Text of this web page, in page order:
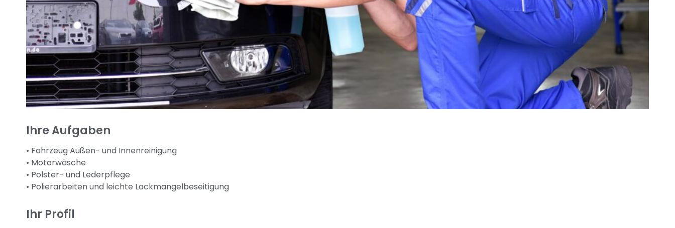
Ihre Aufgaben
• Fahrzeug Außen- und Innenreinigung
• Motorwäsche
• Polster- und Lederpflege
• Polierarbeiten und leichte Lackmangelbeseitigung
Ihr Profil